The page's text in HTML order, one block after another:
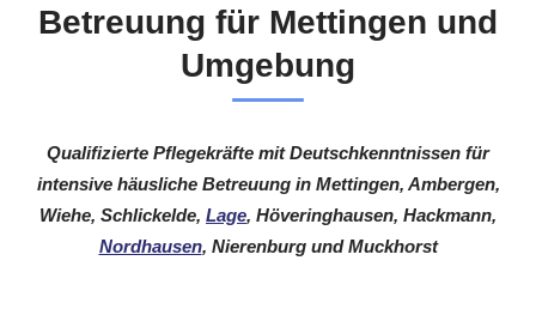
Betreuung für Mettingen und
Umgebung
Qualifizierte Pflegekräfte mit Deutschkenntnissen für
intensive häusliche Betreuung in Mettingen, Ambergen,
Wiehe, Schlickelde, Lage, Höveringhausen, Hackmann,
Nordhausen, Nierenburg und Muckhorst